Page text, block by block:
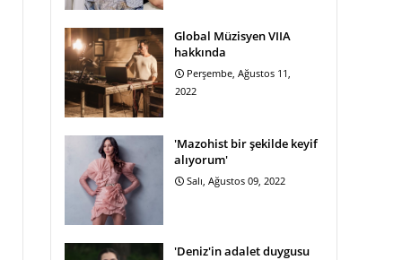
Global Müzisyen VIIA
hakkında
Perşembe, Ağustos 11,
2022
'Mazohist bir şekilde keyif
alıyorum'
Salı, Ağustos 09, 2022
'Deniz'in adalet duygusu